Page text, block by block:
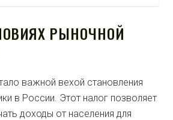
РЫНОЧНОЙ
важной вехой становления
в России. Этот налог позволяет
доходы от населения для